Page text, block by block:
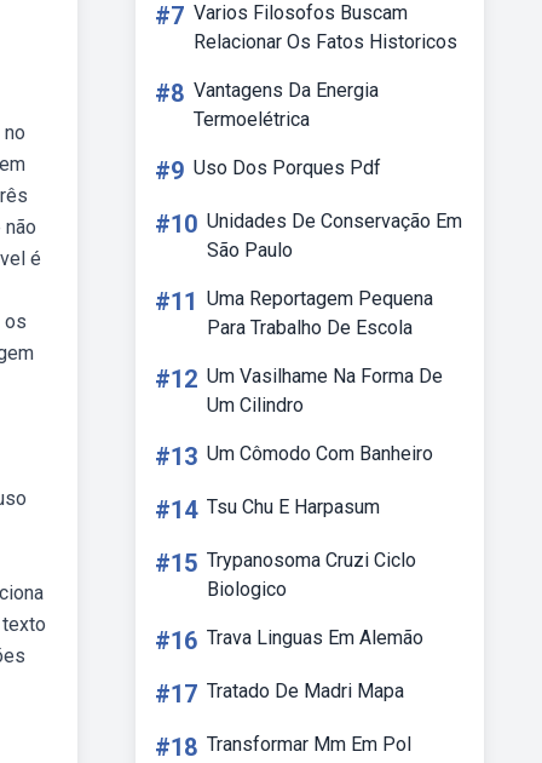
é
os
#7 Varios Filosofos Buscam
Relacionar Os Fatos Historicos
#8 Vantagens Da Energia
Termoelétrica
#9 Uso Dos Porques Pdf
#10 Unidades De Conservação Em
São Paulo
#11 Uma Reportagem Pequena
Para Trabalho De Escola
#12 Um Vasilhame Na Forma De
Um Cilindro
#13 Um Cômodo Com Banheiro
#14 Tsu Chu E Harpasum
#15 Trypanosoma Cruzi Ciclo
Biologico
#16 Trava Linguas Em Alemão
#17 Tratado De Madri Mapa
#18 Transformar Mm Em Pol